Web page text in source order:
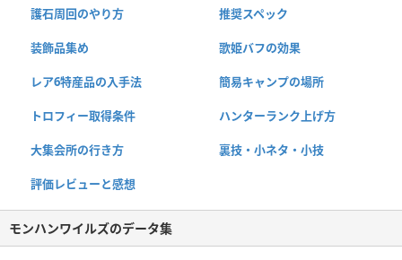
護石周回のやり方 推奨スペック
装飾品集め 歌姫バフの効果
レア6特産品の入手法 簡易キャンプの場所
トロフィー取得条件 ハンターランク上げ方
大集会所の行き方 裏技・小ネタ・小技
評価レビューと感想
モンハンワイルズのデータ集